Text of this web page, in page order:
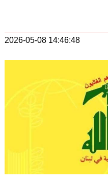
2026-05-08 14:46:48